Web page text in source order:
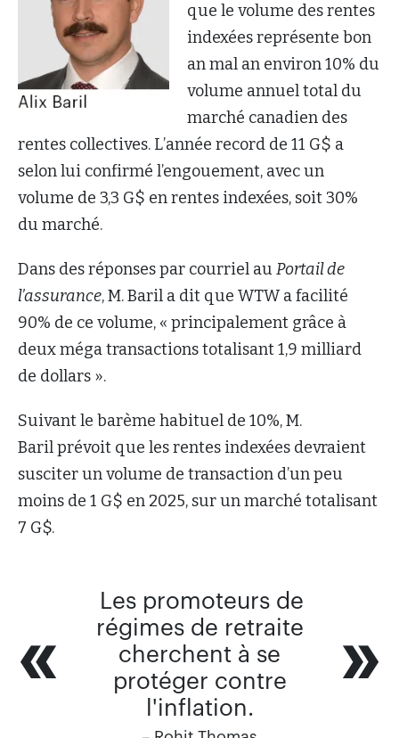
que le volume des rentes
indexées représente bon
an mal an environ 10% du
volume annuel total du
marché canadien des
rentes collectives. L’année record de 11 G$ a
selon lui confirmé l’engouement, avec un
volume de 3,3 G$ en rentes indexées, soit 30%
du marché.
Dans des réponses par courriel au Portail de
l’assurance, M. Baril a dit que WTW a facilité
90% de ce volume, « principalement grâce à
deux méga transactions totalisant 1,9 milliard
de dollars ».
Suivant le barème habituel de 10%, M.
Baril prévoit que les rentes indexées devraient
susciter un volume de transaction d’un peu
moins de 1 G$ en 2025, sur un marché totalisant
7 G$.
Les promoteurs de
régimes de retraite
cherchent à se
protéger contre
l'inflation.